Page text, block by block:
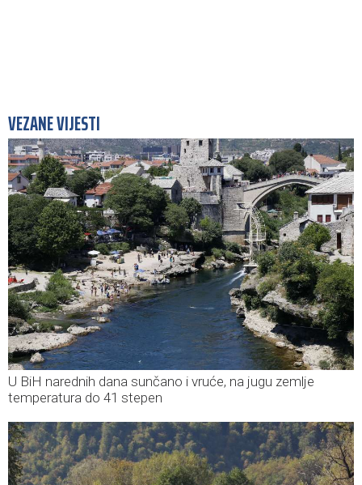
VEZANE VIJESTI
U BiH narednih dana sunčano i vruće, na jugu zemlje
temperatura do 41 stepen